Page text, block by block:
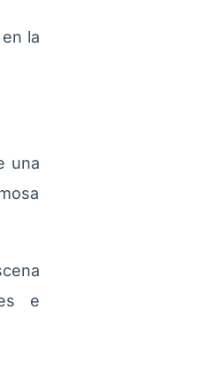
la
una
e